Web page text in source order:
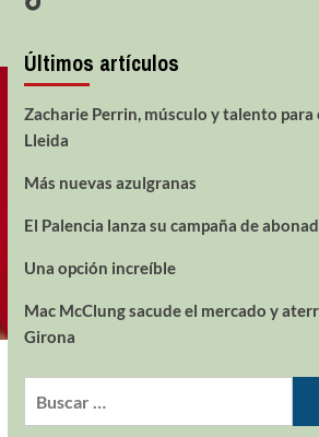
Últimos artículos
Zacharie Perrin, músculo y talento para
Lleida
Más nuevas azulgranas
El Palencia lanza su campaña de
Una opción increíble
Mac McClung sacude el mercado y
Girona